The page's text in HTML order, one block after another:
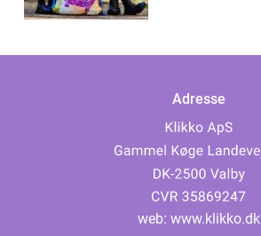
Adresse
web: www.klikko.dk